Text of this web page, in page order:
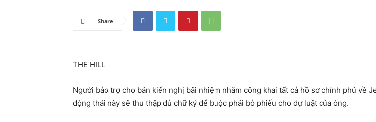
Share
THE HILL
Người bảo trợ cho bản kiến ​​nghị bãi nhiệm nhằm công khai tất cả hồ sơ chính phủ về
động thái này sẽ thu thập đủ chữ ký để buộc phải bỏ phiếu cho dự luật của ông.